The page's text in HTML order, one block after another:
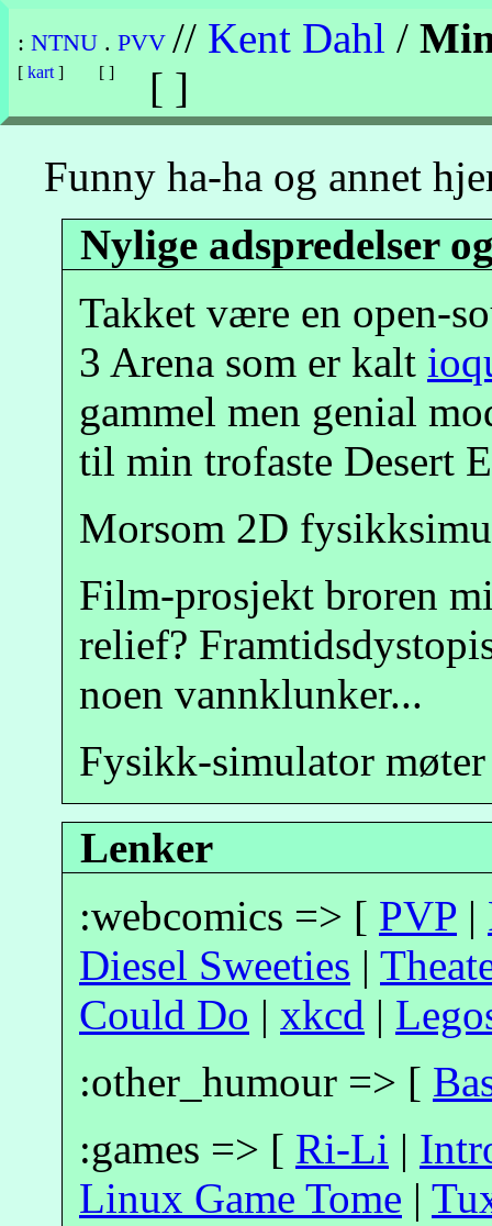
: NTNU . PVV // Kent Dahl /
[ kart ] [ ]
[ ]
Funny ha-ha og annet
Nylige adspredelser
Takket være en open-
3 Arena som er kalt
gammel men genial
til min trofaste Desert
Morsom 2D
Film-prosjekt broren
relief?
noen vannklunker...
Fysikk-simulator
Lenker
:webcomics => [ PVP |
Diesel Sweeties |
Could Do | xkcd |
:other_humour => [
:games => [ Ri-Li |
Linux Game Tome |